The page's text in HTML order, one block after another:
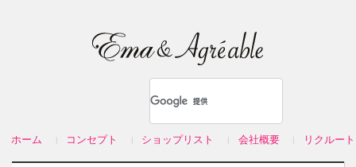
ホーム コンセプト ショップリスト 会社概要 リクルート